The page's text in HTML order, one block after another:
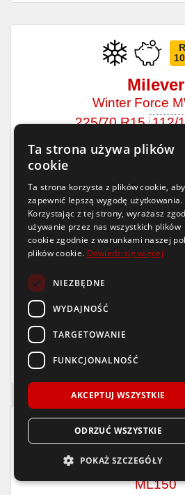
Milever
Winter Force
225/70 R15 112/
C C
>16 szt. 3-5 dni
Zobacz szczegóły
Finansowanie dla firm
Milever
ML150
Ta strona używa plików
cookie
Ta strona korzysta z plików cookie, aby
zapewnić lepszą wygodę użytkowania.
Korzystając z tej strony, wyrażasz
używanie przez nas wszystkich plików
cookie zgodnie z warunkami naszej
plików cookie. Dowiedz się więcej
NIEZBĘDNE
WYDAJNOŚĆ
TARGETOWANIE
FUNKCJONALNOŚĆ
AKCEPTUJ WSZYSTKIE
ODRZUĆ WSZYSTKIE
POKAŻ SZCZEGÓŁY